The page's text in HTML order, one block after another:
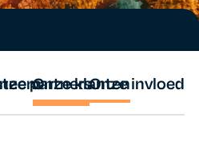
partners
Onze klantenOnze invloed